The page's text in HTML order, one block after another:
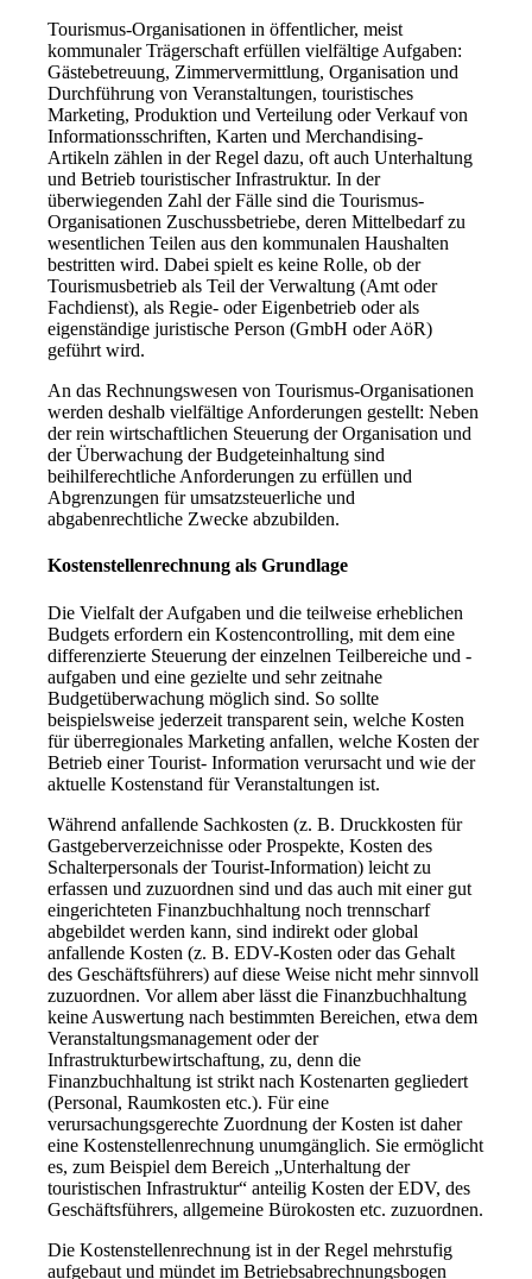
Tourismus-Organisationen in öffentlicher, meist
kommunaler Trägerschaft erfüllen vielfältige Aufgaben:
Gästebetreuung, Zimmervermittlung, Organisation und
Durchführung von Veranstaltungen, touristisches
Marketing, Produktion und Verteilung oder Verkauf von
Informationsschriften, Karten und Merchandising-
Artikeln zählen in der Regel dazu, oft auch Unterhaltung
und Betrieb touristischer Infrastruktur. In der
überwiegenden Zahl der Fälle sind die Tourismus-
Organisationen Zuschussbetriebe, deren Mittelbedarf zu
wesentlichen Teilen aus den kommunalen Haushalten
bestritten wird. Dabei spielt es keine Rolle, ob der
Tourismusbetrieb als Teil der Verwaltung (Amt oder
Fachdienst), als Regie- oder Eigenbetrieb oder als
eigenständige juristische Person (GmbH oder AöR)
geführt wird.
An das Rechnungswesen von Tourismus-Organisationen
werden deshalb vielfältige Anforderungen gestellt: Neben
der rein wirtschaftlichen Steuerung der Organisation und
der Überwachung der Budgeteinhaltung sind
beihilferechtliche Anforderungen zu erfüllen und
Abgrenzungen für umsatzsteuerliche und
abgabenrechtliche Zwecke abzubilden.
Kostenstellenrechnung als Grundlage
Die Vielfalt der Aufgaben und die teilweise erheblichen
Budgets erfordern ein Kostencontrolling, mit dem eine
differenzierte Steuerung der einzelnen Teilbereiche und -
aufgaben und eine gezielte und sehr zeitnahe
Budgetüberwachung möglich sind. So sollte
beispielsweise jederzeit transparent sein, welche Kosten
für überregionales Marketing anfallen, welche Kosten der
Betrieb einer Tourist- Information verursacht und wie der
aktuelle Kostenstand für Veranstaltungen ist.
Während anfallende Sachkosten (z. B. Druckkosten für
Gastgeberverzeichnisse oder Prospekte, Kosten des
Schalterpersonals der Tourist-Information) leicht zu
erfassen und zuzuordnen sind und das auch mit einer gut
eingerichteten Finanzbuchhaltung noch trennscharf
abgebildet werden kann, sind indirekt oder global
anfallende Kosten (z. B. EDV-Kosten oder das Gehalt
des Geschäftsführers) auf diese Weise nicht mehr sinnvoll
zuzuordnen. Vor allem aber lässt die Finanzbuchhaltung
keine Auswertung nach bestimmten Bereichen, etwa dem
Veranstaltungsmanagement oder der
Infrastrukturbewirtschaftung, zu, denn die
Finanzbuchhaltung ist strikt nach Kostenarten gegliedert
(Personal, Raumkosten etc.). Für eine
verursachungsgerechte Zuordnung der Kosten ist daher
eine Kostenstellenrechnung unumgänglich. Sie ermöglicht
es, zum Beispiel dem Bereich „Unterhaltung der
touristischen Infrastruktur“ anteilig Kosten der EDV, des
Geschäftsführers, allgemeine Bürokosten etc. zuzuordnen.
Die Kostenstellenrechnung ist in der Regel mehrstufig
aufgebaut und mündet im Betriebsabrechnungsbogen